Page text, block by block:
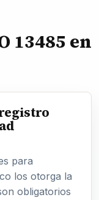
13485 en
para
los otorga la
obligatorios